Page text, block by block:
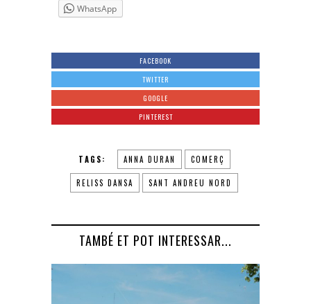
WhatsApp
FACEBOOK
TWITTER
GOOGLE
PINTEREST
TAGS: ANNA DURAN COMERÇ
RELISS DANSA SANT ANDREU NORD
TAMBÉ ET POT INTERESSAR...